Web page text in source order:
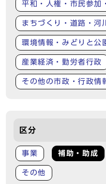
平和・人権・市民参加
まちづくり・道路・河
環境情報・みどりと公
産業経済・勤労者行政
その他の市政・行政情
区分
事業 補助・助成
その他